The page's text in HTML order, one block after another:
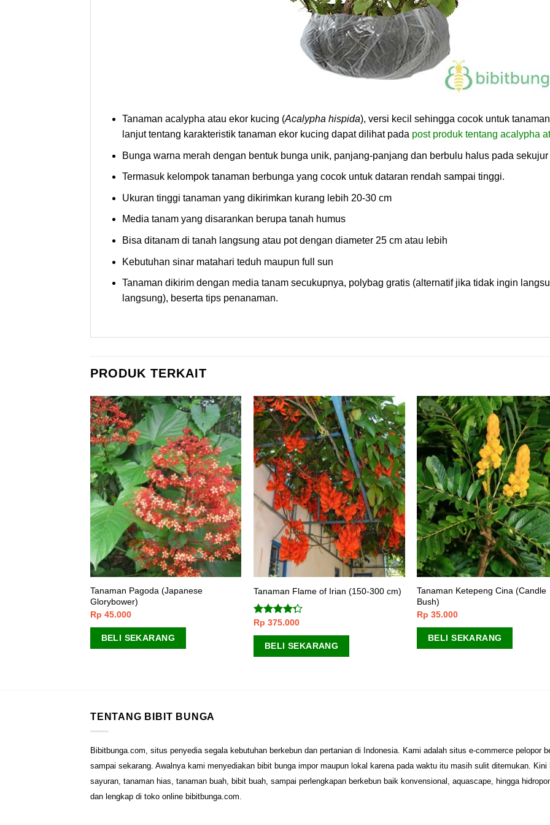
Tanaman acalypha atau ekor kucing (Acalypha hispida), versi kecil sehingga cocok untuk
lanjut tentang karakteristik tanaman ekor kucing dapat dilihat pada post produk tentang acalypha
Bunga warna merah dengan bentuk bunga unik, panjang-panjang dan berbulu halus pada
Termasuk kelompok tanaman berbunga yang cocok untuk dataran rendah sampai tinggi.
Ukuran tinggi tanaman yang dikirimkan kurang lebih 20-30 cm
Media tanam yang disarankan berupa tanah humus
Bisa ditanam di tanah langsung atau pot dengan diameter 25 cm atau lebih
Kebutuhan sinar matahari teduh maupun full sun
Tanaman dikirim dengan media tanam secukupnya, polybag gratis (alternatif jika tidak ingin
langsung), beserta tips penanaman.
PRODUK TERKAIT
Tanaman Pagoda (Japanese
Glorybower)
Rp 45.000
BELI SEKARANG
Tanaman Flame of Irian (150-300 cm)
Dinilai
Rp 375.000
BELI SEKARANG
Tanaman Ketepeng Cina (Candle
Bush)
Rp 35.000
BELI SEKARANG
TENTANG BIBIT BUNGA
Bibitbunga.com, situs penyedia segala kebutuhan berkebun dan pertanian di Indonesia. Kami adalah situs e-commerce pelopor
sampai sekarang. Awalnya kami menyediakan bibit bunga impor maupun lokal karena pada waktu itu masih sulit ditemukan.
sayuran, tanaman hias, tanaman buah, bibit buah, sampai perlengkapan berkebun baik konvensional, aquascape, hingga
dan lengkap di toko online bibitbunga.com.